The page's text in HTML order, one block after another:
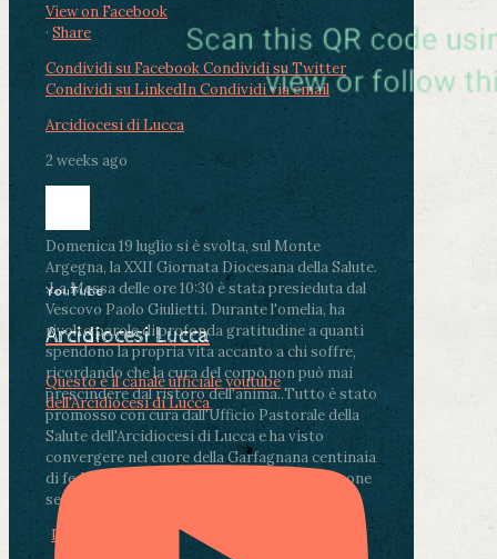
View on Facebook
· Share
Condividi su FacebookCondividi su Twitter
Condividi su LinkedInCondividi via email
Arcidiocesi di Lucca
2 weeks ago
Domenica 19 luglio si è svolta, sul Monte
Argegna, la XXII Giornata Diocesana della Salute.
.La Messa delle ore 10:30 è stata presieduta dal
Vescovo Paolo Giulietti. Durante l'omelia, ha
rivolto parole di profonda gratitudine a quanti
spendono la propria vita accanto a chi soffre,
ricordando che la cura del corpo non può mai
prescindere dal ristoro dell'anima..Tutto è stato
promosso con cura dall'Ufficio Pastorale della
Salute dell'Arcidiocesi di Lucca e ha visto
convergere nel cuore della Garfagnana centinaia
di fedeli, operatori sanitari, volontari e persone
segnate dalla malattia.
Photo
YouTube
Arcidiocesi Lucca
Questo è il canale ufficiale youtube
dell'Arcidiocesi di Lucca